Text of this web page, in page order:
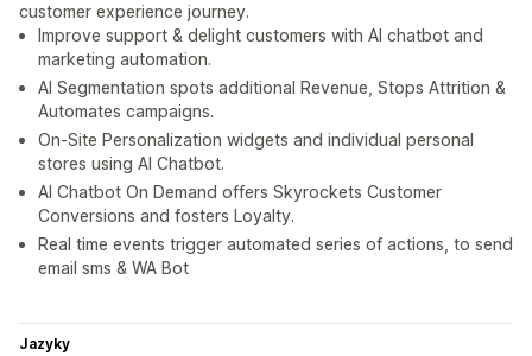
customer experience journey.
Improve support & delight customers with AI chatbot and
marketing automation.
AI Segmentation spots additional Revenue, Stops Attrition &
Automates campaigns.
On-Site Personalization widgets and individual personal
stores using AI Chatbot.
AI Chatbot On Demand offers Skyrockets Customer
Conversions and fosters Loyalty.
Real time events trigger automated series of actions, to send
email sms & WA Bot
Jazyky